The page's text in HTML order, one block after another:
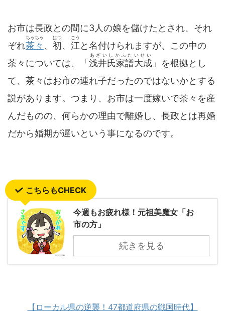
お市は長政との間に3人の娘を儲けたとされ、それ
ぞれ茶々
ちゃちゃ
、 初
はつ
、 江
ごう
と名付けられますが、この中の
茶々については、「 浅井氏家譜大成
あざいしかふたいせい
」を根拠とし
て、茶々はお市の連れ子だったのではないかとする
説があります。つまり、お市は一度嫁いで茶々を産
んだものの、何らかの理由で離婚し、長政とは再婚
だから婚期が遅いという事になるのです。
こちらもCHECK
今週もお疲れ様！元祖美魔女「お
市の方」
続きを見る
【ローカル県の逆襲！47都道府県の戦国時代】